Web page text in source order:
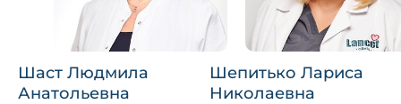
Шаст Людмила
Анатольевна
Шепитько Лариса
Николаевна